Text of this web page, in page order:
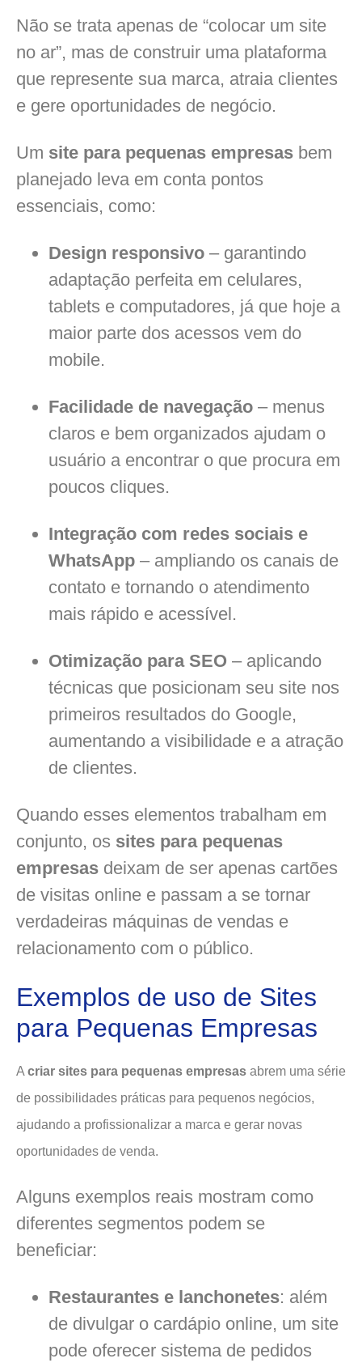
Não se trata apenas de “colocar um site
no ar”, mas de construir uma plataforma
que represente sua marca, atraia clientes
e gere oportunidades de negócio.
Um site para pequenas empresas bem
planejado leva em conta pontos
essenciais, como:
Design responsivo – garantindo
adaptação perfeita em celulares,
tablets e computadores, já que hoje a
maior parte dos acessos vem do
mobile.
Facilidade de navegação – menus
claros e bem organizados ajudam o
usuário a encontrar o que procura em
poucos cliques.
Integração com redes sociais e
WhatsApp – ampliando os canais de
contato e tornando o atendimento
mais rápido e acessível.
Otimização para SEO – aplicando
técnicas que posicionam seu site nos
primeiros resultados do Google,
aumentando a visibilidade e a atração
de clientes.
Quando esses elementos trabalham em
conjunto, os sites para pequenas
empresas deixam de ser apenas cartões
de visitas online e passam a se tornar
verdadeiras máquinas de vendas e
relacionamento com o público.
Exemplos de uso de Sites
para Pequenas Empresas
A criar sites para pequenas empresas abrem uma série
de possibilidades práticas para pequenos negócios,
ajudando a profissionalizar a marca e gerar novas
oportunidades de venda.
Alguns exemplos reais mostram como
diferentes segmentos podem se
beneficiar:
Restaurantes e lanchonetes: além
de divulgar o cardápio online, um site
pode oferecer sistema de pedidos